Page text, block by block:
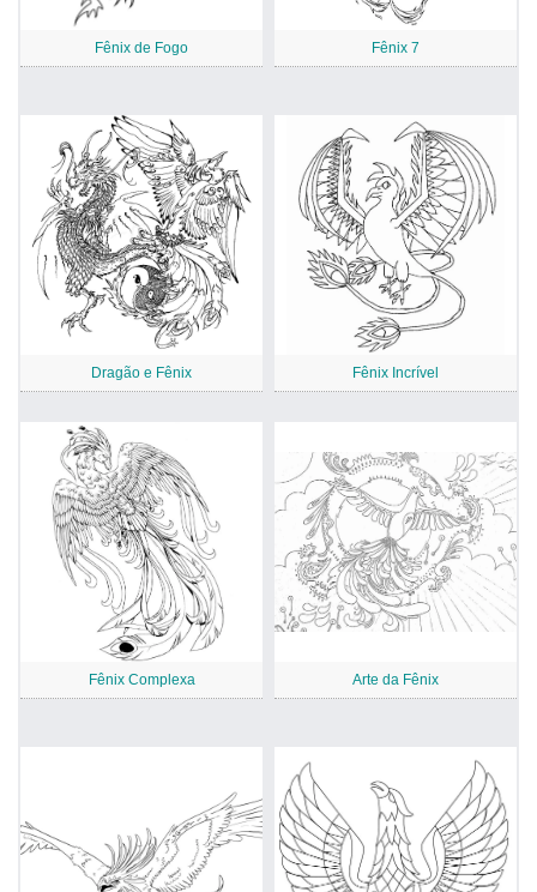
Fênix de Fogo Fênix 7
Dragão e Fênix Fênix Incrível
Fênix Complexa Arte da Fênix